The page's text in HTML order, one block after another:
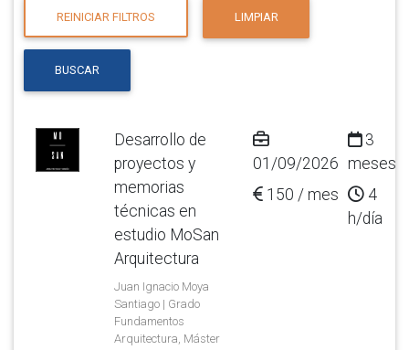
REINICIAR FILTROS LIMPIAR
BUSCAR
Desarrollo de
proyectos y
memorias
técnicas en
estudio MoSan
Arquitectura
Juan Ignacio Moya
Santiago | Grado
Fundamentos
Arquitectura, Máster
01/09/2026
150 / mes
3
meses
4
h/día